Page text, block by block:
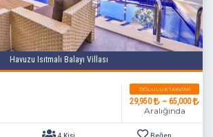
Havuzu Isıtmalı Balayı Villası
DOLULUK TAKVIMI
29,950 ~ 65,000
Aralığında